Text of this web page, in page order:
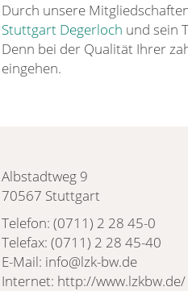
Durch unsere
Stuttgart Degerloch und sein
Denn bei der Qualität Ihrer
eingehen.
Albstadtweg 9
70567 Stuttgart
Telefon: (0711) 2 28 45-0
Telefax: (0711) 2 28 45-40
E-Mail: info@lzk-bw.de
Internet: http://www.lzkbw.de/